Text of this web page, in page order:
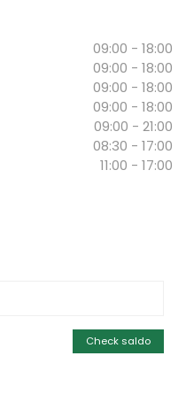
09:00 - 18:00
09:00 - 18:00
09:00 - 18:00
09:00 - 18:00
09:00 - 21:00
08:30 - 17:00
11:00 - 17:00
Check saldo